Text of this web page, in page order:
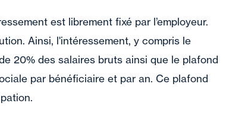
est librement fixé par l’employeur.
Ainsi, l'intéressement, y compris le
20% des salaires bruts ainsi que le plafond
par bénéficiaire et par an. Ce plafond